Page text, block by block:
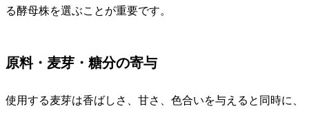
る酵母株を選ぶことが重要です。
原料・麦芽・糖分の寄与
使用する麦芽は香ばしさ、甘さ、色合いを与えると同時に、